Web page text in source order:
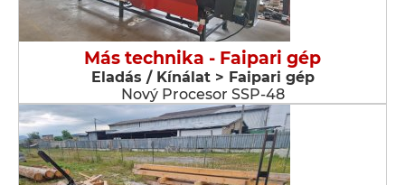
Más technika - Faipari gép
Eladás / Kínálat > Faipari gép
Nový Procesor SSP-48